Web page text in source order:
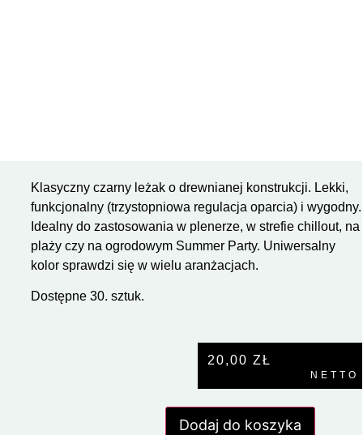
Klasyczny czarny leżak o drewnianej konstrukcji. Lekki,
funkcjonalny (trzystopniowa regulacja oparcia) i wygodny.
Idealny do zastosowania w plenerze, w strefie chillout, na
plaży czy na ogrodowym Summer Party. Uniwersalny
kolor sprawdzi się w wielu aranżacjach.
Dostępne 30. sztuk.
20,00 ZŁ
NETTO
Dodaj do koszyka